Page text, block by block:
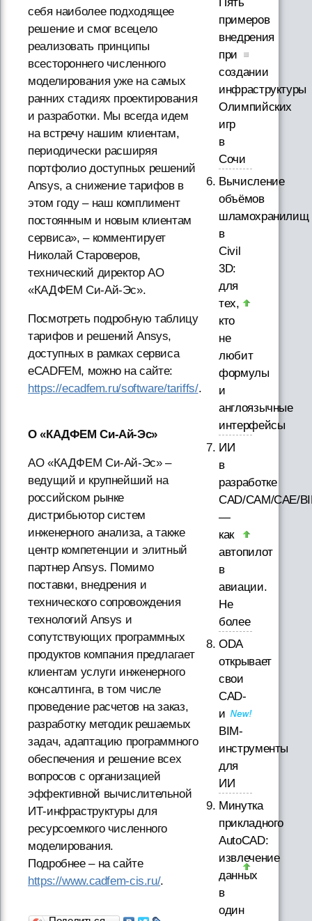
себя наиболее подходящее
решение и смог всецело
реализовать принципы
всестороннего численного
моделирования уже на самых
ранних стадиях проектирования
и разработки. Мы всегда идем
на встречу нашим клиентам,
периодически расширяя
портфолио доступных решений
Ansys, а снижение тарифов в
этом году – наш комплимент
постоянным и новым клиентам
сервиса», – комментирует
Николай Староверов,
технический директор АО
«КАДФЕМ Си-Ай-Эс».
Посмотреть подробную таблицу
тарифов и решений Ansys,
доступных в рамках сервиса
eCADFEM, можно на сайте:
https://ecadfem.ru/software/tariffs/.
О «КАДФЕМ Си-Ай-Эс»
АО «КАДФЕМ Си-Ай-Эс» –
ведущий и крупнейший на
российском рынке
дистрибьютор систем
инженерного анализа, а также
центр компетенции и элитный
партнер Ansys. Помимо
поставки, внедрения и
технического сопровождения
технологий Ansys и
сопутствующих программных
продуктов компания предлагает
клиентам услуги инженерного
консалтинга, в том числе
проведение расчетов на заказ,
разработку методик решаемых
задач, адаптацию программного
обеспечения и решение всех
вопросов с организацией
эффективной вычислительной
ИТ-инфраструктуры для
ресурсоемкого численного
моделирования.
Подробнее – на сайте
https://www.cadfem-cis.ru/.
примеров
внедрения
при
создании
инфраструктуры
Олимпийских
игр
в
Сочи
Вычисление
объёмов
шламохранилищ
в
Civil
3D:
для
тех,
кто
не
любит
формулы
и
англоязычные
интерфейсы
ИИ
в
разработке
CAD/CAM/CAE/
—
как
автопилот
в
авиации.
Не
более
ODA
открывает
свои
CAD-
и
BIM-
инструменты
для
ИИ
Минутка
прикладного
AutoCAD:
извлечение
данных
в
один